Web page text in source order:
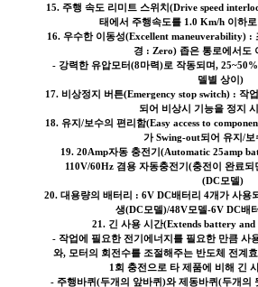
15. 주행 속도 리미트 스위치(Drive speed
태에서 주행속도를 1.0 Km/h 이하
16. 우수한 이동성(Excellent maneuverability) :
경 : Zero) 좁은 통로에서도
- 강력한 유압모터(8마력)로 작동되며,
델별 상이)
17. 비상정지 버튼(Emergency stop switch) : 작
되어 비상시 기능을 정지
18. 유지/보수의 편리함(Easy access to
가 Swing-out되어 유지/보
19. 20Amp자동 충전기(Automatic 25amp
110V/60Hz 겸용 자동충전기(충전이 완료
(DC모델)
20. 대용량의 배터리 : 6V DC배터리 4개가 사용
생(DC모델)/48V모델-6V DC배
21. 긴 사용 시간(Extends battery
- 작업에 필요한 전기에너지를 필요한 만큼 사
와, 모터의 회전수를 조절해주는 반도체 전계
1회 충전으로 타 제품에 비해 긴
- 주행바퀴(두개의 앞바퀴)와 제동바퀴(두개의